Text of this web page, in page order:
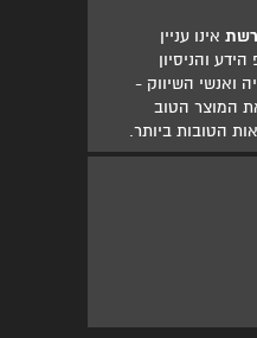
אינו עניין
והניסיון
ואנשי השיווק -
המוצר הטוב
הטובות ביותר.